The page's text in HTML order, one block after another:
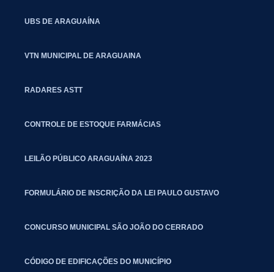
UBS DE ARAGUAÍNA
VTN MUNICIPAL DE ARAGUAINA
RADARES ASTT
CONTROLE DE ESTOQUE FARMÁCIAS
LEILÃO PÚBLICO ARAGUAÍNA 2023
FORMULÁRIO DE INSCRIÇÃO DA LEI PAULO GUSTAVO
CONCURSO MUNICIPAL SÃO JOÃO DO CERRADO
CÓDIGO DE EDIFICAÇÕES DO MUNICÍPIO